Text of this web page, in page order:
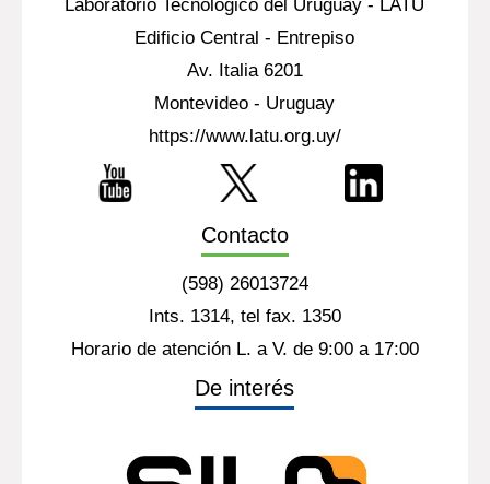
Laboratorio Tecnológico del Uruguay - LATU
Edificio Central - Entrepiso
Av. Italia 6201
Montevideo - Uruguay
https://www.latu.org.uy/
Contacto
(598) 26013724
Ints. 1314, tel fax. 1350
Horario de atención L. a V. de 9:00 a 17:00
De interés